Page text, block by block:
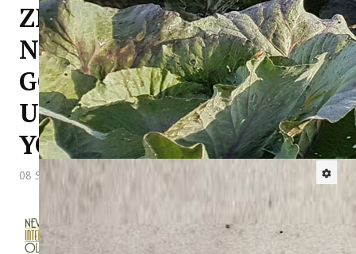
ZNANSTVENA
NOVAKINJA SARA
GODENA SUDJELOVALA
U NATJECANJU U NEW
YORKU
08 Svibanj 2013 Hitova: 8020
U New Yorku se od 16. do 18. travnja 2013.
održalo međunarodno natjecanje najboljih
maslinovih ulja na svijetu ( New York